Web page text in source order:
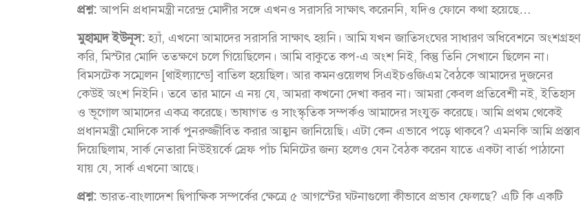
প্রশ্ন:আপনি প্রধানমন্ত্রী নরেন্দ্র মোদীর সঙ্গে এখনও সরাসরি সাক্ষাৎ করেননি, যদিও ফোনে কথা হয়েছে…
মুহাম্মদ ইউনূস:হ্যাঁ, এখনো আমাদের সরাসরি সাক্ষাৎ হয়নি। আমি যখন জাতিসংঘের সাধারণ অধিবেশনে অংশগ্রহণ
করি, মিস্টার মোদি ততক্ষণে চলে গিয়েছিলেন। আমি বাকুতে কপ-এ অংশ নিই, কিন্তু তিনি সেখানে ছিলেন না।
বিমসটেক সম্মেলন [থাইল্যান্ডে] বাতিল হয়েছিল। আর কমনওয়েলথ সিএইচওজিএম বৈঠকে আমাদের দুজনের
কেউই অংশ নিইনি। তবে তার মানে এ নয় যে, আমরা কখনো দেখা করব না। আমরা কেবল প্রতিবেশী নই, ইতিহাস
ও ভূগোল আমাদের একত্র করেছে। ভাষাগত ও সাংস্কৃতিক সম্পর্কও আমাদের সংযুক্ত করেছে। আমি প্রথম থেকেই
প্রধানমন্ত্রী মোদিকে সার্ক পুনরুজ্জীবিত করার আহ্বান জানিয়েছি। এটা কেন এভাবে পড়ে থাকবে? এমনকি আমি প্রস্তাব
দিয়েছিলাম, সার্ক নেতারা নিউইয়র্কে স্রেফ পাঁচ মিনিটের জন্য হলেও যেন বৈঠক করেন যাতে একটা বার্তা পাঠানো
যায় যে, সার্ক এখনো আছে।
প্রশ্ন:ভারত-বাংলাদেশ দ্বিপাক্ষিক সম্পর্কের ক্ষেত্রে ৫ আগস্টের ঘটনাগুলো কীভাবে প্রভাব ফেলছে? এটি কি একটি